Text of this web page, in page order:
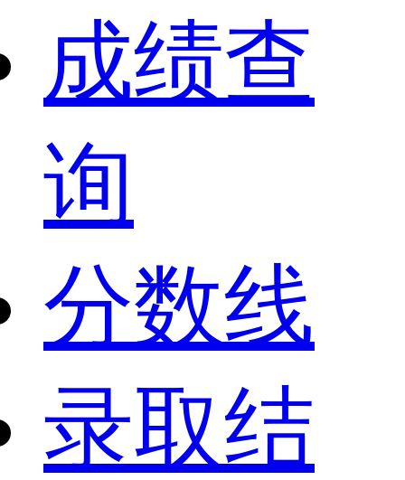
成绩查
询
分数线
录取结